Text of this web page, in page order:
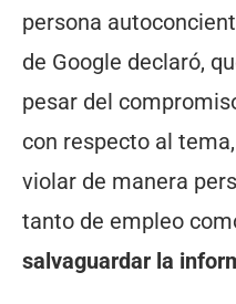
persona
de Google declaró,
pesar del
con respecto al
violar de manera
tanto de empleo
salvaguardar la